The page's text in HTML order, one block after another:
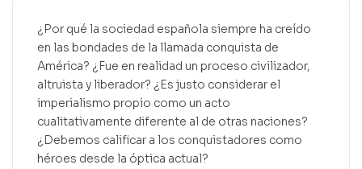
¿Por qué la sociedad española siempre ha creído
en las bondades de la llamada conquista de
América? ¿Fue en realidad un proceso civilizador,
altruista y liberador? ¿Es justo considerar el
imperialismo propio como un acto
cualitativamente diferente al de otras naciones?
¿Debemos calificar a los conquistadores como
héroes desde la óptica actual?